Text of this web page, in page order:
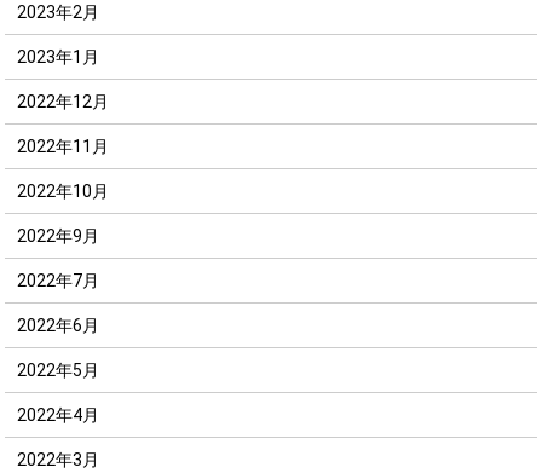
2023年2月
2023年1月
2022年12月
2022年11月
2022年10月
2022年9月
2022年7月
2022年6月
2022年5月
2022年4月
2022年3月